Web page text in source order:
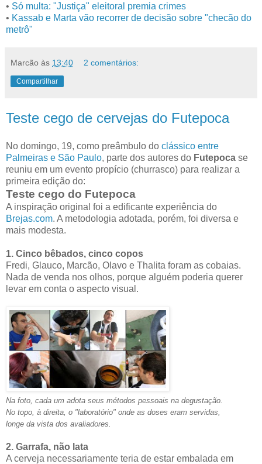
• Só multa: "Justiça" eleitoral premia crimes
• Kassab e Marta vão recorrer de decisão sobre "checão do
metrô"
Marcão às 13:40 2 comentários:
Compartilhar
Teste cego de cervejas do Futepoca
No domingo, 19, como preâmbulo do clássico entre
Palmeiras e São Paulo, parte dos autores do Futepoca se
reuniu em um evento propício (churrasco) para realizar a
primeira edição do:
Teste cego do Futepoca
A inspiração original foi a edificante experiência do
Brejas.com. A metodologia adotada, porém, foi diversa e
mais modesta.
1. Cinco bêbados, cinco copos
Fredi, Glauco, Marcão, Olavo e Thalita foram as cobaias.
Nada de venda nos olhos, porque alguém poderia querer
levar em conta o aspecto visual.
Na foto, cada um adota seus métodos pessoais na degustação.
No topo, à direita, o "laboratório" onde as doses eram servidas,
longe da vista dos avaliadores.
2. Garrafa, não lata
A cerveja necessariamente teria de estar embalada em